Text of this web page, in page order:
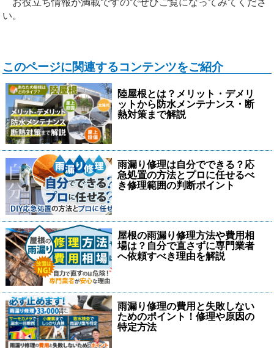
お役立ち情報が満載ですのでぜひご覧になってみてくださ
い。
このページに関連するコンテンツをご紹介
陸屋根とは？メリット・デメリ
ットから防水メンテナンス・断
熱対策まで解説
雨漏り修理は自分でできる？応
急処置の方法とプロに任せるべ
き修理範囲の判断ポイント
屋根の雨漏り修理方法や費用相
場は？自分で直さずに専門業者
へ依頼すべき理由を解説
雨漏り修理の費用と失敗しない
ためのポイント！修理や原因の
特定方法